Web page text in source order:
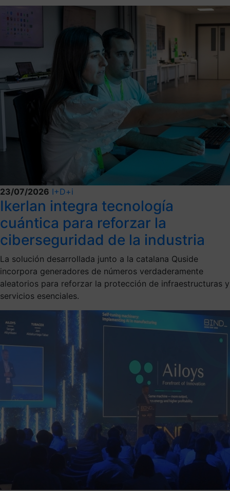
23/07/2026 I+D+i
Ikerlan integra tecnología
cuántica para reforzar la
ciberseguridad de la industria
La solución desarrollada junto a la catalana Quside
incorpora generadores de números verdaderamente
aleatorios para reforzar la protección de infraestructuras y
servicios esenciales.